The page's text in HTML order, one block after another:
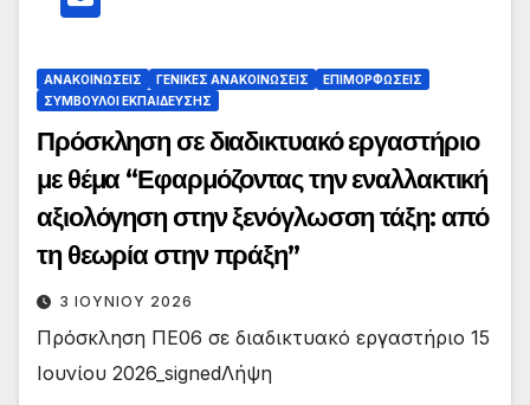
ΑΝΑΚΟΙΝΏΣΕΙΣ ΓΕΝΙΚΈΣ ΑΝΑΚΟΙΝΏΣΕΙΣ
ΕΠΙΜΟΡΦΏΣΕΙΣ
ΣΎΜΒΟΥΛΟΙ ΕΚΠΑΊΔΕΥΣΗΣ
Πρόσκληση σε διαδικτυακό εργαστήριο
με θέμα “Εφαρμόζοντας την εναλλακτική
αξιολόγηση στην ξενόγλωσση τάξη: από
τη θεωρία στην πράξη”
3 ΙΟΥΝΊΟΥ 2026
Πρόσκληση ΠΕ06 σε διαδικτυακό εργαστήριο 15
Ιουνίου 2026_signedΛήψη